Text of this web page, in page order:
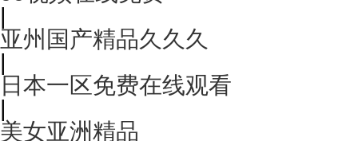
|
亚州国产精品久久久
|
日本一区免费在线观看
|
美女亚洲精品